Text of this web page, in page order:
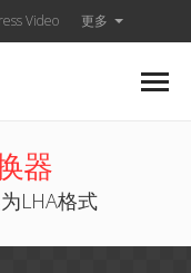
Video 更多
器
LHA格式